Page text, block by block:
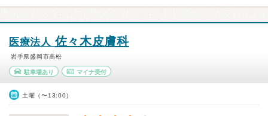
医療法人佐々木皮膚科
岩手県盛岡市高松
駐車場あり マイナ受付
土曜（〜13:00）